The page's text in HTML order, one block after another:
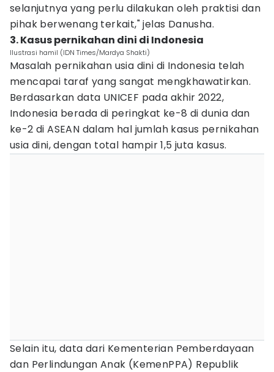
selanjutnya yang perlu dilakukan oleh praktisi dan
pihak berwenang terkait," jelas Danusha.
3. Kasus pernikahan dini di Indonesia
Ilustrasi hamil (IDN Times/Mardya Shakti)
Masalah pernikahan usia dini di Indonesia telah
mencapai taraf yang sangat mengkhawatirkan.
Berdasarkan data UNICEF pada akhir 2022,
Indonesia berada di peringkat ke-8 di dunia dan
ke-2 di ASEAN dalam hal jumlah kasus pernikahan
usia dini, dengan total hampir 1,5 juta kasus.
Selain itu, data dari Kementerian Pemberdayaan
dan Perlindungan Anak (KemenPPA) Republik